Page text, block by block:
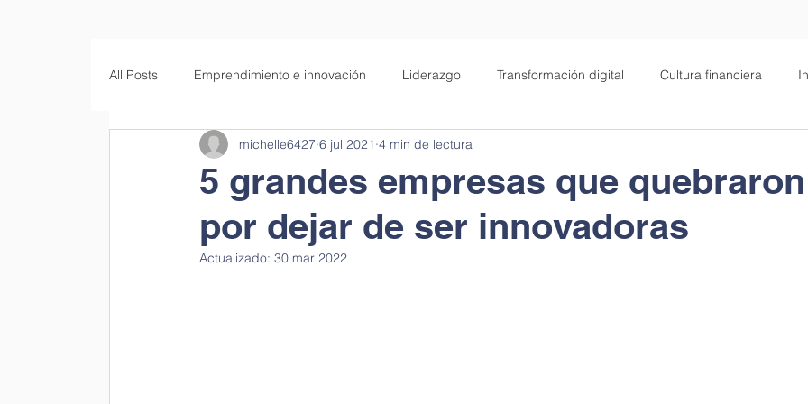
All Posts Emprendimiento e innovación Liderazgo Transformación digital Cultura financiera
Empresas familiares Educación Salud Filosofía
5 grandes empresas que quebraron
por dejar de ser innovadoras
michelle6427 6 jul 2021 4 min de lectura
Actualizado: 30 mar 2022